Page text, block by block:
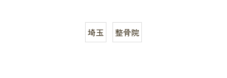
埼玉 整骨院